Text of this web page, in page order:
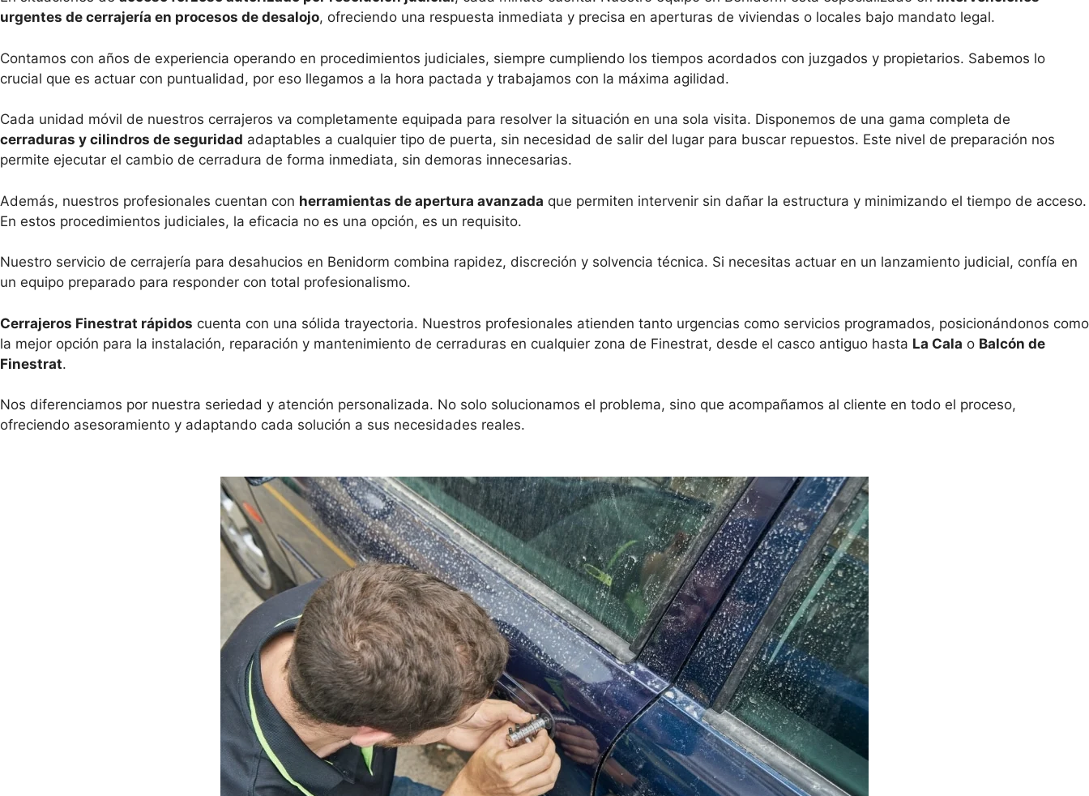
urgentes de cerrajería en procesos de desalojo, ofreciendo una respuesta inmediata y precisa en aperturas de viviendas o locales bajo mandato legal.
Contamos con años de experiencia operando en procedimientos judiciales, siempre cumpliendo los tiempos acordados con juzgados y propietarios. Sabemos lo
crucial que es actuar con puntualidad, por eso llegamos a la hora pactada y trabajamos con la máxima agilidad.
Cada unidad móvil de nuestros cerrajeros va completamente equipada para resolver la situación en una sola visita. Disponemos de una gama completa de
cerraduras y cilindros de seguridad adaptables a cualquier tipo de puerta, sin necesidad de salir del lugar para buscar repuestos. Este nivel de preparación nos
permite ejecutar el cambio de cerradura de forma inmediata, sin demoras innecesarias.
Además, nuestros profesionales cuentan con herramientas de apertura avanzada que permiten intervenir sin dañar la estructura y minimizando el tiempo de acceso.
En estos procedimientos judiciales, la eficacia no es una opción, es un requisito.
Nuestro servicio de cerrajería para desahucios en Benidorm combina rapidez, discreción y solvencia técnica. Si necesitas actuar en un lanzamiento judicial, confía en
un equipo preparado para responder con total profesionalismo.
Cerrajeros Finestrat rápidos cuenta con una sólida trayectoria. Nuestros profesionales atienden tanto urgencias como servicios programados, posicionándonos como
la mejor opción para la instalación, reparación y mantenimiento de cerraduras en cualquier zona de Finestrat, desde el casco antiguo hasta La Cala o Balcón de
Finestrat.
Nos diferenciamos por nuestra seriedad y atención personalizada. No solo solucionamos el problema, sino que acompañamos al cliente en todo el proceso,
ofreciendo asesoramiento y adaptando cada solución a sus necesidades reales.